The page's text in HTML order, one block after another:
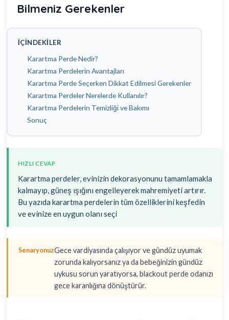
Bilmeniz Gerekenler
İÇINDEKILER
Karartma Perde Nedir?
Karartma Perdelerin Avantajları
Karartma Perde Seçerken Dikkat Edilmesi Gerekenler
Karartma Perdeler Nerelerde Kullanılır?
Karartma Perdelerin Temizliği ve Bakımı
Sonuç
HIZLI CEVAP
Karartma perdeler, evinizin dekorasyonunu tamamlamakla
kalmayıp, güneş ışığını engelleyerek mahremiyeti artırır.
Bu yazıda karartma perdelerin tüm özelliklerini keşfedin
ve evinize en uygun olanı seçi
SenaryonuzGece vardiyasında çalışıyor ve gündüz uyumak
zorunda kalıyorsanız ya da bebeğinizin gündüz
uykusu sorun yaratıyorsa, blackout perde odanızı
gece karanlığına dönüştürür.